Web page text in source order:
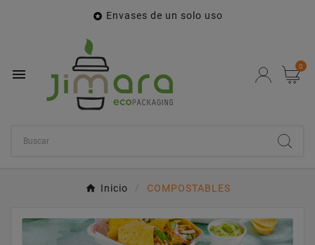
 Envases de un solo uso
 0
Inicio COMPOSTABLES